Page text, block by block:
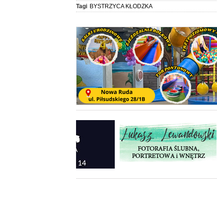
Tagi BYSTRZYCA KŁODZKA